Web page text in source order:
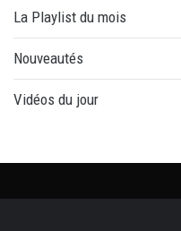
La Playlist du mois
Nouveautés
Vidéos du jour